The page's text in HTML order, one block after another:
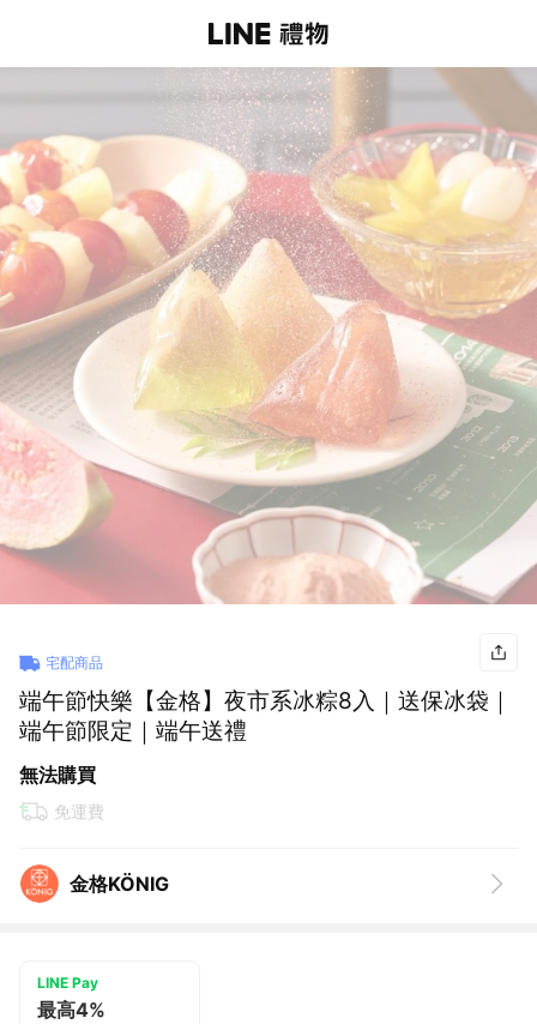
宅配商品
端午節快樂【金格】夜市系冰粽8入｜送保冰袋｜
端午節限定｜端午送禮
無法購買
免運費
金格KÖNIG
LINE Pay
最高4%